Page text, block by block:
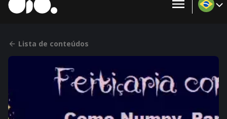
Lista de conteúdos